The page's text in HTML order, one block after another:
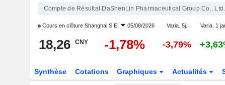
Compte de Résultat DaShenLin Pharmaceutical Group Co., Ltd.
Cours en clôture Shanghai S.E. 05/08/2026 Varia. 5j. Varia. 1
18,26 CNY -1,78% -3,79%
Synthèse Cotations Graphiques Actualités